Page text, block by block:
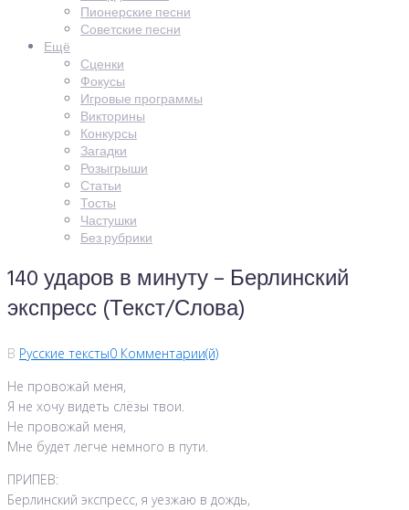
Пионерские песни
Советские песни
Ещё
Сценки
Фокусы
Игровые программы
Викторины
Конкурсы
Загадки
Розыгрыши
Статьи
Тосты
Частушки
Без рубрики
140 ударов в минуту – Берлинский
экспресс (Текст/Слова)
В Русские тексты0 Комментарии(й)
Не провожай меня,
Я не хочу видеть слёзы твои.
Не провожай меня,
Мне будет легче немного в пути.
ПРИПЕВ:
Берлинский экспресс, я уезжаю в дождь,